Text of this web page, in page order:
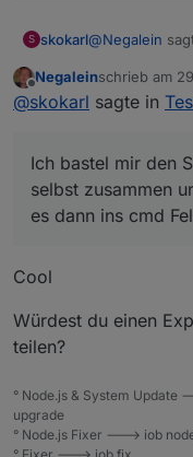
S skokarl@Negalein
mit
Mitjqui -
cmd-DP
selbst
es dann ins
Timer Feld in
Geht bestimmt
Offline
Negaleinschrieb am
zuletzt
@skokarl sagte in
Ich bastel mir den
selbst zusammen
es dann ins cmd
Cool
Würdest du einen
teilen?
° Node.js & System Update
upgrade
° Node.js Fixer ---> iob